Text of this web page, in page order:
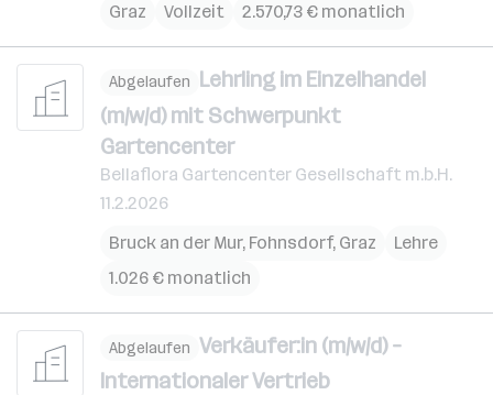
Graz
Vollzeit 2.570,73 € monatlich
Abgelaufen Lehrling im Einzelhandel
(m/w/d) mit Schwerpunkt
Gartencenter
Bellaflora Gartencenter Gesellschaft m.b.H.
11.2.2026
Bruck an der Mur, Fohnsdorf, Graz
Lehre
1.026 € monatlich
Abgelaufen Verkäufer:in (m/w/d) –
Internationaler Vertrieb